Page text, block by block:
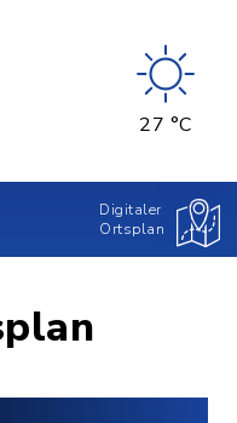
27 °C
Digitaler
Ortsplan